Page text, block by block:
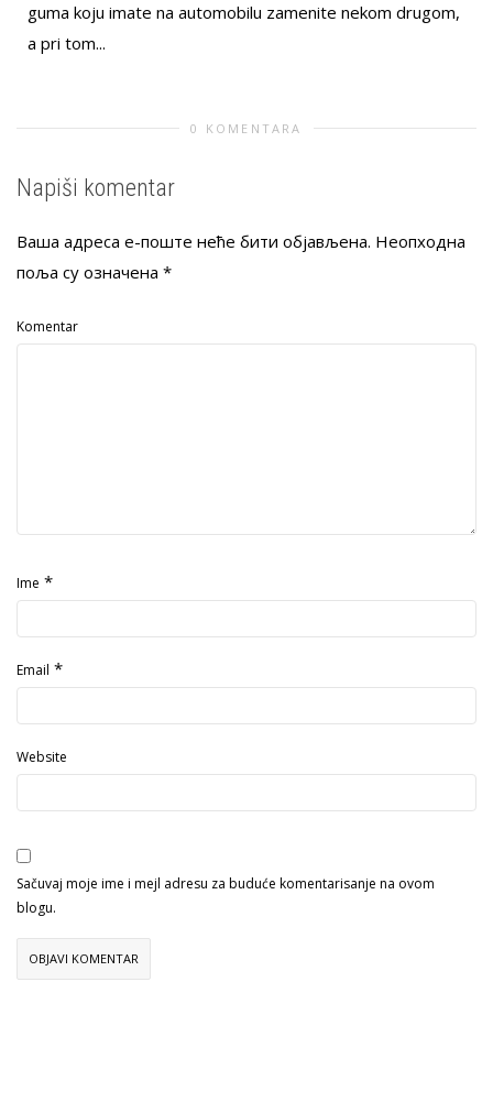
guma koju imate na automobilu zamenite nekom drugom,
a pri tom...
0 KOMENTARA
Napiši komentar
Ваша адреса е-поште неће бити објављена. Неопходна
поља су означена *
Komentar
Ime *
Email *
Website
Sačuvaj moje ime i mejl adresu za buduće komentarisanje na ovom
blogu.